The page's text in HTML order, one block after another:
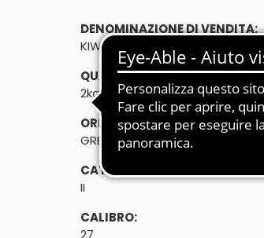
DENOMINAZIONE DI VENDITA:
KIWI 2kg
QUANTITÀ:
2kg
ORIGINE:
GRECIA
CATEGORIA:
II
CALIBRO:
27